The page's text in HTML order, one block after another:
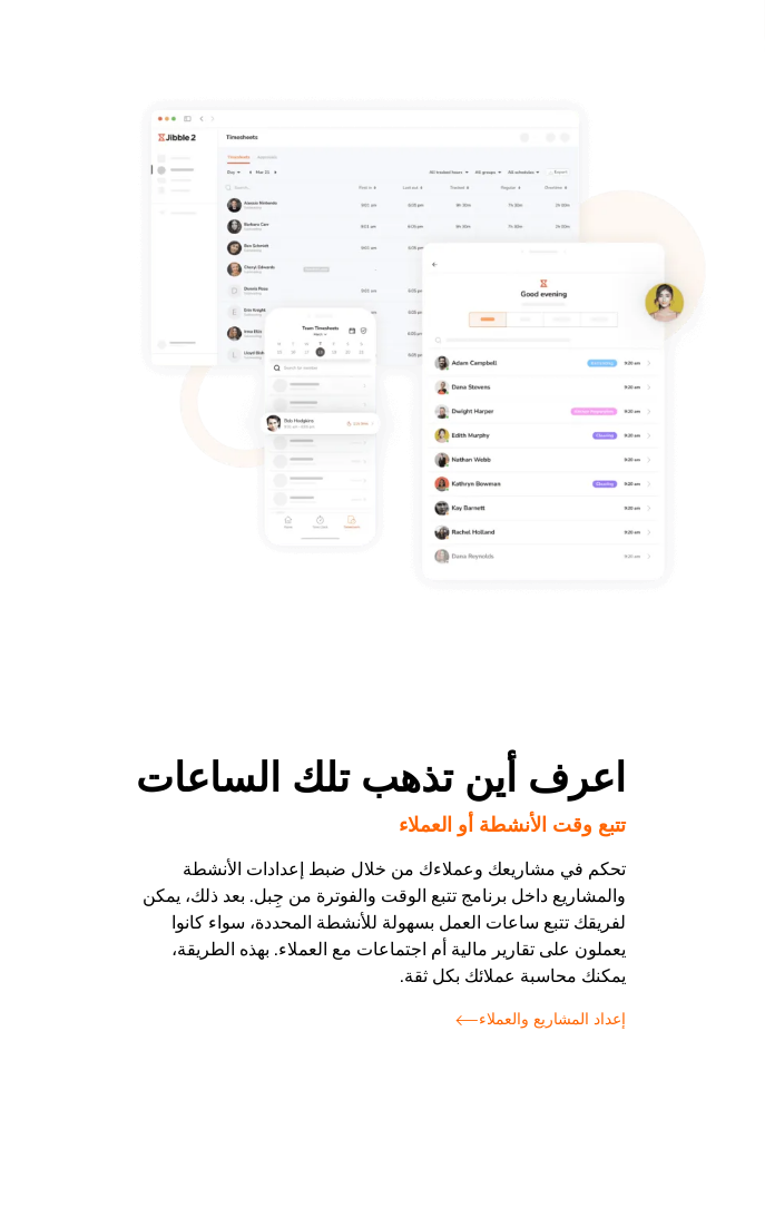
اعرف أين تذهب تلك الساعات
تتبع وقت الأنشطة أو العملاء
تحكم في مشاريعك وعملاءك من خلال ضبط إعدادات الأنشطة
والمشاريع داخل برنامج تتبع الوقت والفوترة من جِبل. بعد ذلك، يمكن
لفريقك تتبع ساعات العمل بسهولة للأنشطة المحددة، سواء كانوا
يعملون على تقارير مالية أم اجتماعات مع العملاء. بهذه الطريقة،
يمكنك محاسبة عملائك بكل ثقة.
إعداد المشاريع والعملاء